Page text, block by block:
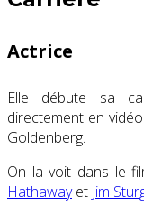
Actrice
Elle débute sa
directement en
Goldenberg.
On la voit dans le
Hathawayet Jim